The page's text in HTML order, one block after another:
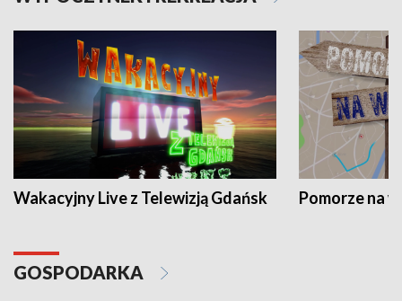
Wakacyjny Live z Telewizją Gdańsk Pomorze na
GOSPODARKA